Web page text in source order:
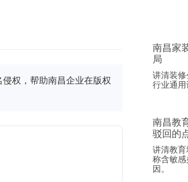
权，帮助南昌企业在版权
南昌家
局
讲清装
行业通用
南昌教
驳回的
讲清教
称含敏
因。